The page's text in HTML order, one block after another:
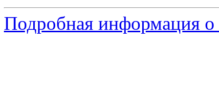
Подробная информация о